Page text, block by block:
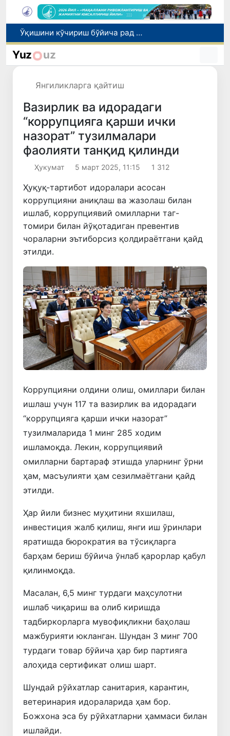
I ва II гуруҳ ногиронлиги бўлган фуқароларга пенсия проактив тарзда тайинланади
Бозорга чиқариладиган барча маҳсулотлар хавфсиз бўлиши шарт
Yuz uz
Янгиликларга қайтиш
Вазирлик ва идорадаги
“коррупцияга қарши ички
назорат” тузилмалари
фаолияти танқид қилинди
Ҳукумат 5 март 2025, 11:15 1 312
Ҳуқуқ-тартибот идоралари асосан
коррупцияни аниқлаш ва жазолаш билан
ишлаб, коррупциявий омилларни таг-
томири билан йўқотадиган превентив
чораларни эътиборсиз қолдираётгани қайд
этилди.
Коррупцияни олдини олиш, омиллари билан
ишлаш учун 117 та вазирлик ва идорадаги
“коррупцияга қарши ички назорат”
тузилмаларида 1 минг 285 ходим
ишламоқда. Лекин, коррупциявий
омилларни бартараф этишда уларнинг ўрни
ҳам, масъулияти ҳам сезилмаётгани қайд
этилди.
Ҳар йили бизнес муҳитини яхшилаш,
инвестиция жалб қилиш, янги иш ўринлари
яратишда бюрократия ва тўсиқларга
барҳам бериш бўйича ўнлаб қарорлар қабул
қилинмоқда.
Масалан, 6,5 минг турдаги маҳсулотни
ишлаб чиқариш ва олиб киришда
тадбиркорларга мувофиқликни баҳолаш
мажбурияти юкланган. Шундан 3 минг 700
турдаги товар бўйича ҳар бир партияга
алоҳида сертификат олиш шарт.
Шундай рўйхатлар санитария, карантин,
ветеринария идораларида ҳам бор.
Божхона эса бу рўйхатларни ҳаммаси билан
ишлайди.